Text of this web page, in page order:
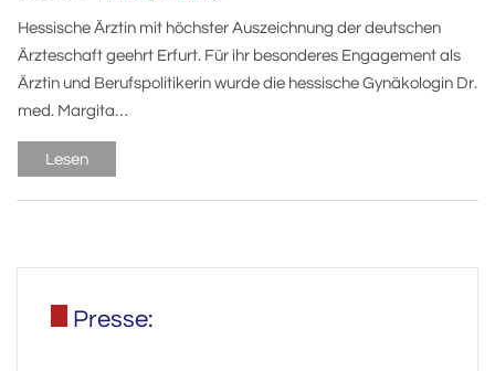
Hessische Ärztin mit höchster Auszeichnung der deutschen
Ärzteschaft geehrt Erfurt. Für ihr besonderes Engagement als
Ärztin und Berufspolitikerin wurde die hessische Gynäkologin Dr.
med. Margita…
Lesen
Presse: